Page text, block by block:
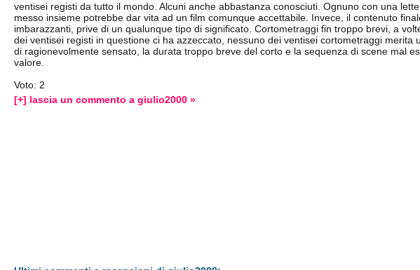
ventisei registi da tutto il mondo. Alcuni anche abbastanza conosciuti. Ognuno con una
messo insieme potrebbe dar vita ad un film comunque accettabile. Invece, il contenuto
imbarazzanti, prive di un qualunque tipo di significato. Cortometraggi fin troppo brevi, a
dei ventisei registi in questione ci ha azzeccato, nessuno dei ventisei cortometraggi
di ragionevolmente sensato, la durata troppo breve del corto e la sequenza di scene mal
valore.
Voto: 2
[+] lascia un commento a giulio2000 »